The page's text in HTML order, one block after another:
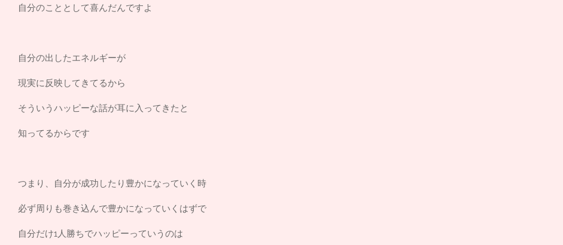
自分のこととして喜んだんですよ
自分の出したエネルギーが
現実に反映してきてるから
そういうハッピーな話が耳に入ってきたと
知ってるからです
つまり、自分が成功したり豊かになっていく時
必ず周りも巻き込んで豊かになっていくはずで
自分だけ1人勝ちでハッピーっていうのは